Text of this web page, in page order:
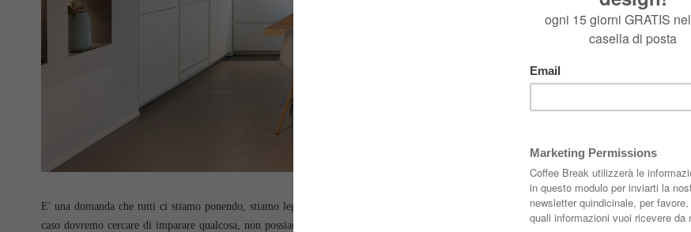
E' una domanda che tutti ci stiamo ponendo, stiamo leggendo molti interventi, alcuni diametralmente opposta ad altri; ritengo che in qualsiasi
caso dovremo cercare di imparare qualcosa, non possiamo permetterci di sprecare questa lezione; forse questa quarantena ci abituerà a pensare